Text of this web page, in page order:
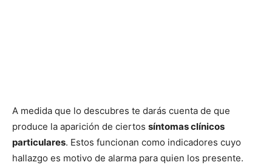
A medida que lo descubres te darás cuenta de que
produce la aparición de ciertos síntomas clínicos
particulares. Estos funcionan como indicadores cuyo
hallazgo es motivo de alarma para quien los presente.